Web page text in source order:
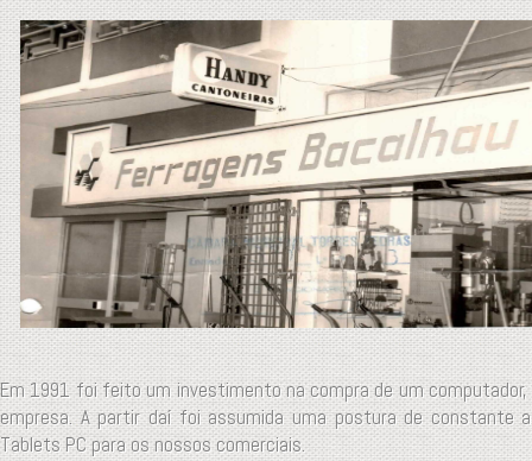
Em 1991 foi feito um investimento na compra de um
empresa. A partir daí foi assumida uma postura de constante
Tablets PC para os nossos comerciais.